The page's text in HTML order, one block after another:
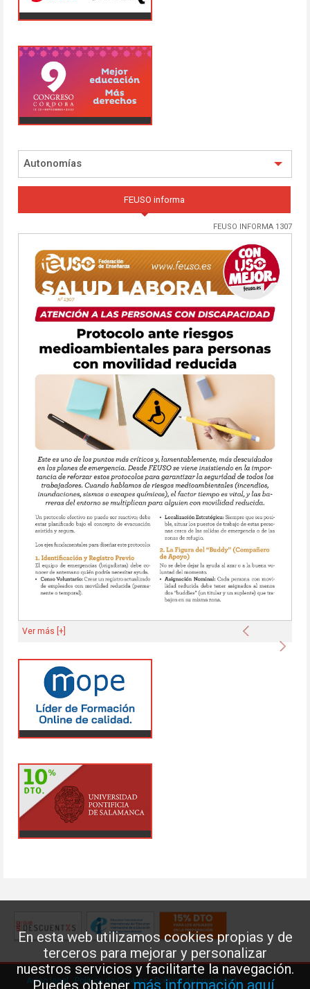
En esta web utilizamos cookies propias y de
terceros para mejorar y personalizar
nuestros servicios y facilitarte la navegación.
Puedes obtenermás información aquí
Autonomías
FEUSO informa
FEUSO INFORMA 1307
Anterior
Ver más [+]
Aviso legal·Política de Cookies·Política de privacidad